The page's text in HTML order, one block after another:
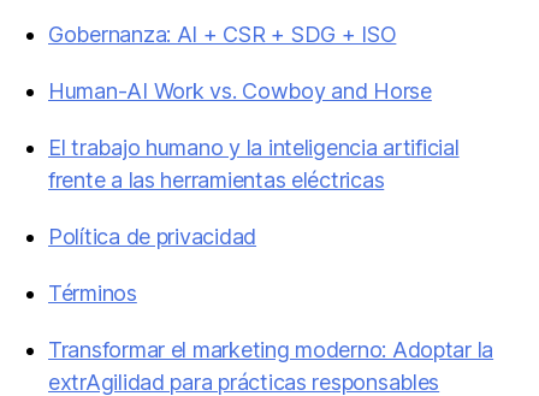
Gobernanza: AI + CSR + SDG + ISO
Human-AI Work vs. Cowboy and Horse
El trabajo humano y la inteligencia artificial
frente a las herramientas eléctricas
Política de privacidad
Términos
Transformar el marketing moderno: Adoptar la
extrAgilidad para prácticas responsables